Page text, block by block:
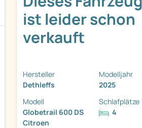
ist leider schon
verkauft
Hersteller
Dethleffs
Modelljahr
2025
Modell
Globetrail 600 DS
Citroen
Schlafplätze
4